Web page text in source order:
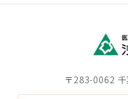
〒283-0062